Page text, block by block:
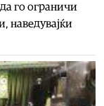
го ограничи
наведувајќи